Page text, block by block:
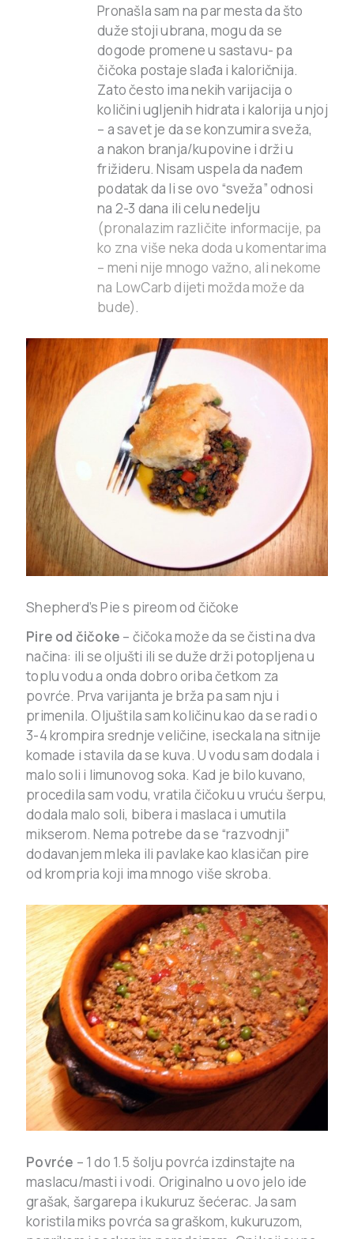
Pronašla sam na par mesta da što
duže stoji ubrana, mogu da se
dogode promene u sastavu- pa
čičoka postaje slađa i kaloričnija.
Zato često ima nekih varijacija o
količini ugljenih hidrata i kalorija u njoj
– a savet je da se konzumira sveža,
a nakon branja/kupovine i drži u
frižideru. Nisam uspela da nađem
podatak da li se ovo “sveža” odnosi
na 2-3 dana ili celu nedelju
(pronalazim različite informacije, pa
ko zna više neka doda u komentarima
– meni nije mnogo važno, ali nekome
na LowCarb dijeti možda može da
bude).
Shepherd’s Pie s pireom od čičoke
Pire od čičoke – čičoka može da se čisti na dva
načina: ili se oljušti ili se duže drži potopljena u
toplu vodu a onda dobro oriba četkom za
povrće. Prva varijanta je brža pa sam nju i
primenila. Oljuštila sam količinu kao da se radi o
3-4 krompira srednje veličine, iseckala na sitnije
komade i stavila da se kuva. U vodu sam dodala i
malo soli i limunovog soka. Kad je bilo kuvano,
procedila sam vodu, vratila čičoku u vruću šerpu,
dodala malo soli, bibera i maslaca i umutila
mikserom. Nema potrebe da se “razvodnji”
dodavanjem mleka ili pavlake kao klasičan pire
od krompria koji ima mnogo više skroba.
Povrće – 1 do 1.5 šolju povrća izdinstajte na
maslacu/masti i vodi. Originalno u ovo jelo ide
grašak, šargarepa i kukuruz šećerac. Ja sam
koristila miks povrća sa graškom, kukuruzom,